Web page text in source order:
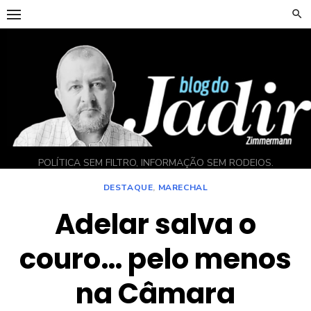
Skip
to
POLÍTICA SEM FILTRO, INFORMAÇÃO SEM RODEIOS.
DESTAQUE, MARECHAL
Adelar salva o
couro… pelo menos
na Câmara